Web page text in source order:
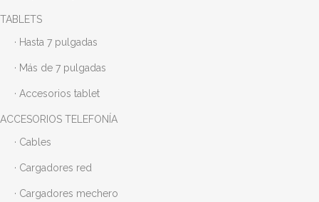
TABLETS
· Hasta 7 pulgadas
· Más de 7 pulgadas
· Accesorios tablet
ACCESORIOS TELEFONÍA
· Cables
· Cargadores red
· Cargadores mechero